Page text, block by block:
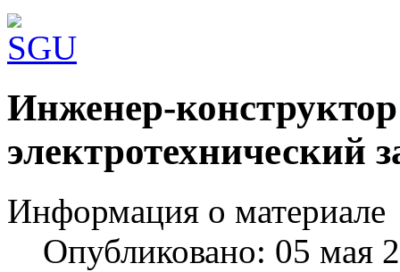
Шаблоны Joomla 3 здесь:
Инженер-
электротехнический
Информация о материале
Опубликовано: 05 мая